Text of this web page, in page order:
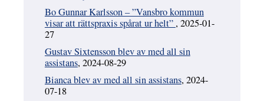
Bo Gunnar Karlsson – ”Vansbro kommun
visar att rättspraxis spårat ur helt” , 2025-01-
27
Gustav Sixtensson blev av med all sin
assistans, 2024-08-29
Bianca blev av med all sin assistans, 2024-
07-18